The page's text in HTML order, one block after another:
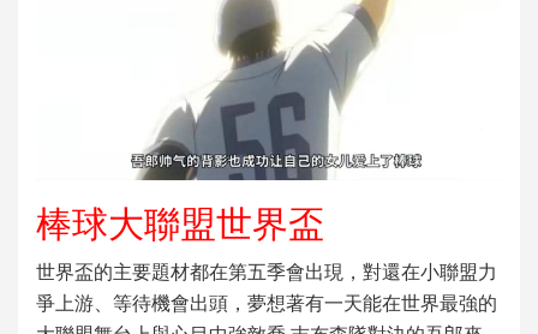
棒球大聯盟世界盃
世界盃的主要題材都在第五季會出現，對還在小聯盟力
爭上游、等待機會出頭，夢想著有一天能在世界最強的